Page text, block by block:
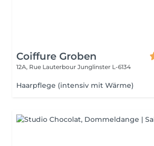
Coiffure Groben
12A, Rue Lauterbour Junglinster L-6134
Haarpflege (intensiv mit Wärme)